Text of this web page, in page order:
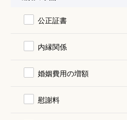
公正証書
内縁関係
婚姻費用の増額
慰謝料